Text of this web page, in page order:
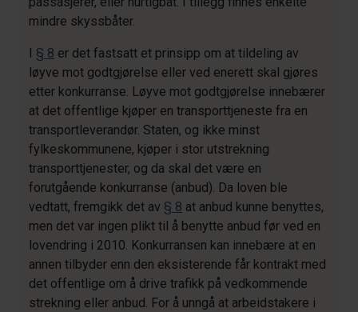
mindre skyssbåter.
I § 8 er det fastsatt et prinsipp om at tildeling av
løyve mot godtgjørelse eller ved enerett skal gjøres
etter konkurranse. Løyve mot godtgjørelse innebærer
at det offentlige kjøper en transporttjeneste fra en
transportleverandør. Staten, og ikke minst
fylkeskommunene, kjøper i stor utstrekning
transporttjenester, og da skal det være en
forutgående konkurranse (anbud). Da loven ble
vedtatt, fremgikk det av § 8 at anbud kunne benyttes,
men det var ingen plikt til å benytte anbud før ved en
lovendring i 2010. Konkurransen kan innebære at en
annen tilbyder enn den eksisterende får kontrakt med
det offentlige om å drive trafikk på vedkommende
strekning eller anbud. For å unngå at arbeidstakere i